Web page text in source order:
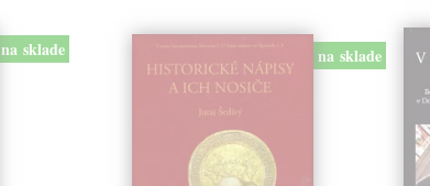
na sklade na sklade